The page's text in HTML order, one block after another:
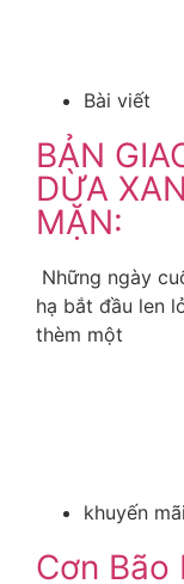
Bài viết
BẢN
DỪA
MẶN:
Những ngày
hạ bắt đầu len
thèm một
khuyến mãi
Cơn Bão